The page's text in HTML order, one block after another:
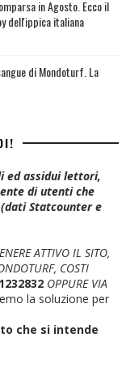
in Agosto. Ecco il
dell'ippica italiana
di Mondoturf. La
ed assidui lettori,
di utenti che
Statcounter e
ATTIVO IL SITO,
COSTI
OPPURE VIA
la soluzione per
che si intende